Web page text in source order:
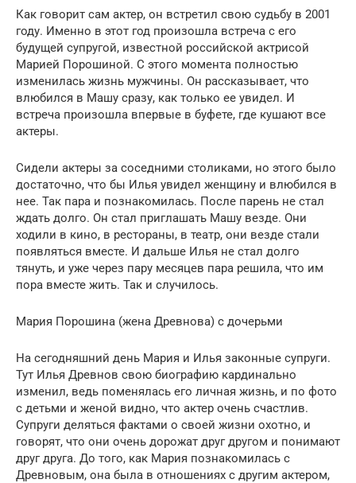
Как говорит сам актер, он встретил свою судьбу в 2001
году. Именно в этот год произошла встреча с его
будущей супругой, известной российской актрисой
Марией Порошиной. С этого момента полностью
изменилась жизнь мужчины. Он рассказывает, что
влюбился в Машу сразу, как только ее увидел. И
встреча произошла впервые в буфете, где кушают все
актеры.
Сидели актеры за соседними столиками, но этого было
достаточно, что бы Илья увидел женщину и влюбился в
нее. Так пара и познакомилась. После парень не стал
ждать долго. Он стал приглашать Машу везде. Они
ходили в кино, в рестораны, в театр, они везде стали
появляться вместе. И дальше Илья не стал долго
тянуть, и уже через пару месяцев пара решила, что им
пора вместе жить. Так и случилось.
Мария Порошина (жена Древнова) с дочерьми
На сегодняшний день Мария и Илья законные супруги.
Тут Илья Древнов свою биографию кардинально
изменил, ведь поменялась его личная жизнь, и по фото
с детьми и женой видно, что актер очень счастлив.
Супруги деляться фактами о своей жизни охотно, и
говорят, что они очень дорожат друг другом и понимают
друг друга. До того, как Мария познакомилась с
Древновым, она была в отношениях с другим актером,